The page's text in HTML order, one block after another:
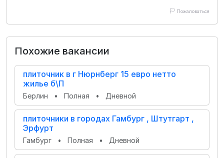
Пожаловаться
Похожие вакансии
плиточник в г Нюрнберг 15 евро нетто
жилье б\П
Берлин • Полная • Дневной
плиточники в городах Гамбург , Штутгарт ,
Эрфурт
Гамбург • Полная • Дневной